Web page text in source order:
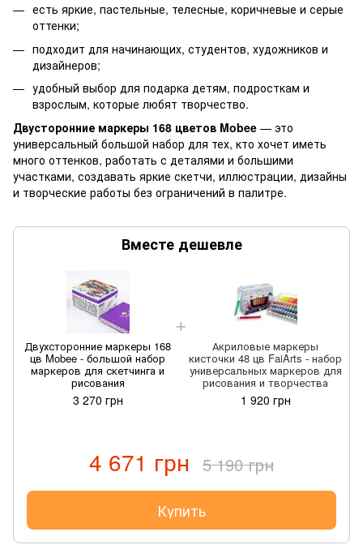
есть яркие, пастельные, телесные, коричневые и серые
оттенки;
подходит для начинающих, студентов, художников и
дизайнеров;
удобный выбор для подарка детям, подросткам и
взрослым, которые любят творчество.
Двусторонние маркеры 168 цветов Mobee — это
универсальный большой набор для тех, кто хочет иметь
много оттенков, работать с деталями и большими
участками, создавать яркие скетчи, иллюстрации, дизайны
и творческие работы без ограничений в палитре.
Вместе дешевле
Двухсторонние маркеры 168
цв Mobee - большой набор
маркеров для скетчинга и
рисования
3 270 грн
Акриловые маркеры
кисточки 48 цв FaiArts - набор
универсальных маркеров для
рисования и творчества
1 920 грн
4 671 грн 5 190 грн
Купить